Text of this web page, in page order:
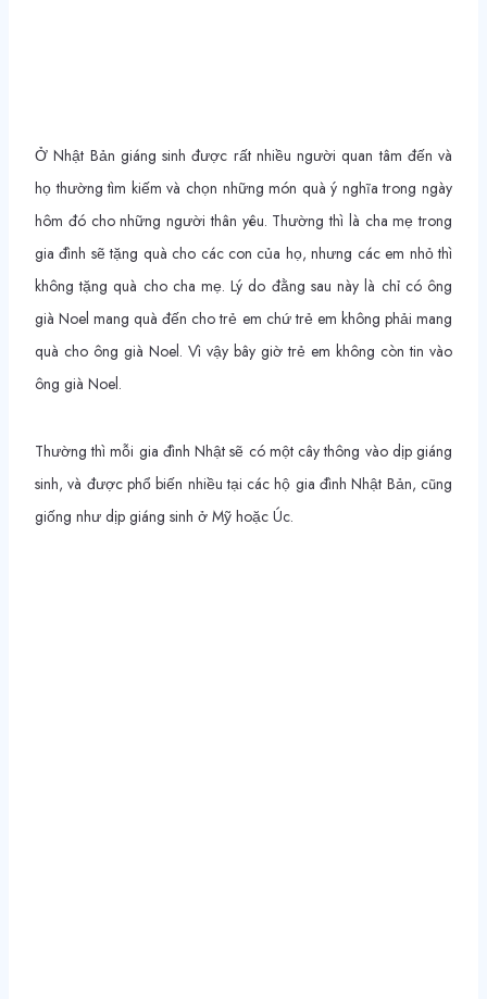
Ở Nhật Bản giáng sinh được rất nhiều người quan tâm đến và
họ thường tìm kiếm và chọn những món quà ý nghĩa trong ngày
hôm đó cho những người thân yêu. Thường thì là cha mẹ trong
gia đình sẽ tặng quà cho các con của họ, nhưng các em nhỏ thì
không tặng quà cho cha mẹ. Lý do đằng sau này là chỉ có ông
già Noel mang quà đến cho trẻ em chứ trẻ em không phải mang
quà cho ông già Noel. Vì vậy bây giờ trẻ em không còn tin vào
ông già Noel.
Thường thì mỗi gia đình Nhật sẽ có một cây thông vào dịp giáng
sinh, và được phổ biến nhiều tại các hộ gia đình Nhật Bản, cũng
giống như dịp giáng sinh ở Mỹ hoặc Úc.